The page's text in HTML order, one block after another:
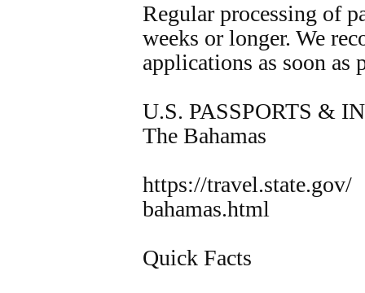
Regular processing of
weeks or longer. We
applications as soon as
U.S. PASSPORTS &
The Bahamas
https://
bahamas.html
Quick Facts